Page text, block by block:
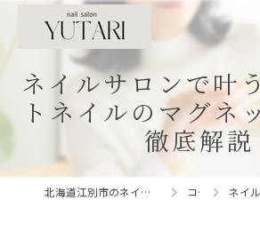
ネイルサロンで叶
トネイルのマグネ
徹底解説
北海道江別市のネイルサロンならnailsalon YUTARI コラム ネイルサロン